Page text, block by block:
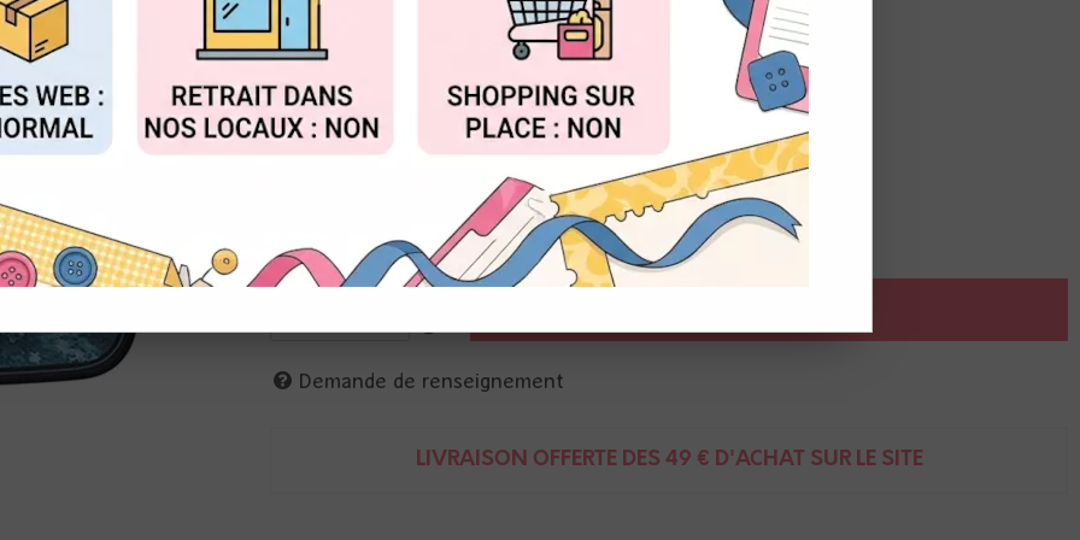
Réf. :VF-CLA-605
Tsukineko
Encre pigmentée très fine pour réaliser des motifs très détaillés.
Bleu Bali
idéale pour coloriser ensuite à l'aquarelle
Demande de renseignement
LIVRAISON OFFERTE DÈS 49 € D'ACHAT SUR LE SITE
ACCEPTER TOUT